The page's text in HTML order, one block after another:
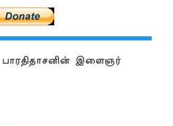
பாரதிதாசனின் இளைஞர்